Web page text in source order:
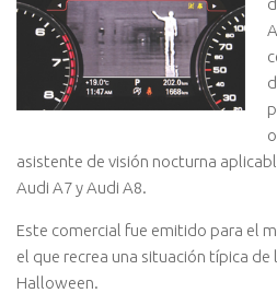
asistente de visión nocturna
Audi A7 y Audi A8.
Este comercial fue emitido para el
el que recrea una situación típica de
Halloween.